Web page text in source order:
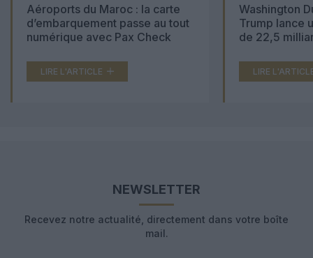
Aéroports du Maroc : la carte
d’embarquement passe au tout
numérique avec Pax Check
LIRE L'ARTICLE
Washington
Trump lance
de 22,5
LIRE
NEWSLETTER
Recevez notre actualité, directement dans votre boîte
mail.